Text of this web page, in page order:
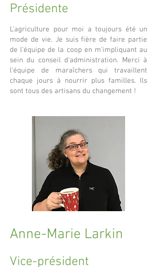
Présidente
L'agriculture pour moi a toujours été un
mode de vie. Je suis fière de faire partie
de l'équipe de la coop en m'impliquant au
sein du conseil d'administration. Merci à
l'équipe de maraîchers qui travaillent
chaque jours à nourrir plus familles. Ils
sont tous des artisans du changement !
Anne-Marie Larkin
Vice-président